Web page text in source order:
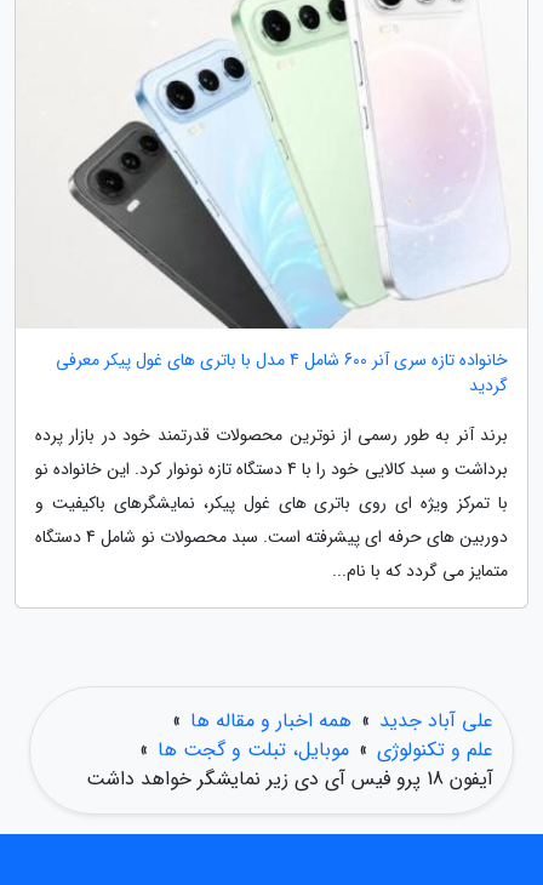
خانواده تازه سری آنر 600 شامل 4 مدل با باتری های غول پیکر معرفی
گردید
برند آنر به طور رسمی از نوترین محصولات قدرتمند خود در بازار پرده
برداشت و سبد کالایی خود را با 4 دستگاه تازه نونوار کرد. این خانواده نو
با تمرکز ویژه ای روی باتری های غول پیکر، نمایشگرهای باکیفیت و
دوربین های حرفه ای پیشرفته است. سبد محصولات نو شامل 4 دستگاه
متمایز می گردد که با نام...
علی آباد جدید » همه اخبار و مقاله ها »
علم و تکنولوژی » موبایل، تبلت و گجت ها »
آیفون 18 پرو فیس آی دی زیر نمایشگر خواهد داشت